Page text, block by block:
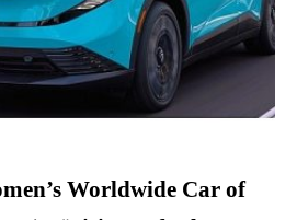
Worldwide Car of